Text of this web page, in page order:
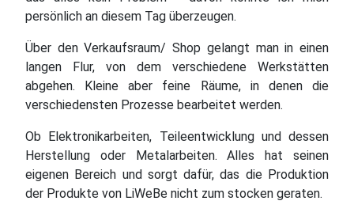
persönlich an diesem Tag überzeugen.
Über den Verkaufsraum/ Shop gelangt man in einen
langen Flur, von dem verschiedene Werkstätten
abgehen. Kleine aber feine Räume, in denen die
verschiedensten Prozesse bearbeitet werden.
Ob Elektronikarbeiten, Teileentwicklung und dessen
Herstellung oder Metalarbeiten. Alles hat seinen
eigenen Bereich und sorgt dafür, das die Produktion
der Produkte von LiWeBe nicht zum stocken geraten.